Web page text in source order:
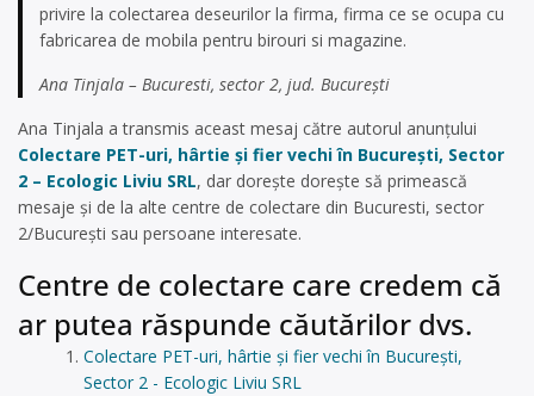
privire la colectarea deseurilor la firma, firma ce se ocupa cu
fabricarea de mobila pentru birouri si magazine.
Ana Tinjala – Bucuresti, sector 2, jud. București
Ana Tinjala a transmis aceast mesaj către autorul anunțului
Colectare PET-uri, hârtie și fier vechi în București, Sector
2 – Ecologic Liviu SRL, dar dorește dorește să primească
mesaje și de la alte centre de colectare din Bucuresti, sector
2/București sau persoane interesate.
Centre de colectare care credem că
ar putea răspunde căutărilor dvs.
Colectare PET-uri, hârtie și fier vechi în București,
Sector 2 - Ecologic Liviu SRL